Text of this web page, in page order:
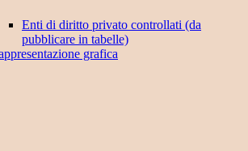
Enti di diritto privato controllati (da
pubblicare in tabelle)
grafica